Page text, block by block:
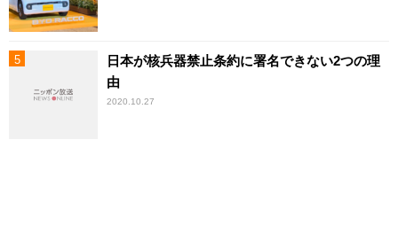
日本が核兵器禁止条約に署名できない2つの理
由
2020.10.27